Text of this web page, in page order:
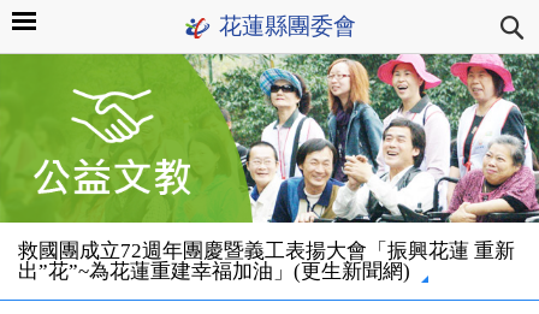
花蓮縣團委會
救國團成立72週年團慶暨義工表揚大會「振興花蓮 重新
出”花”~為花蓮重建幸福加油」(更生新聞網)